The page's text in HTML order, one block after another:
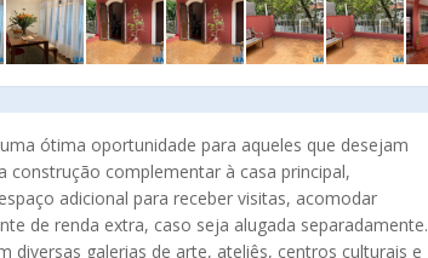
ótima oportunidade para aqueles que desejam
construção complementar à casa principal,
adicional para receber visitas, acomodar
de renda extra, caso seja alugada separadamente.
diversas galerias de arte, ateliês, centros culturais e